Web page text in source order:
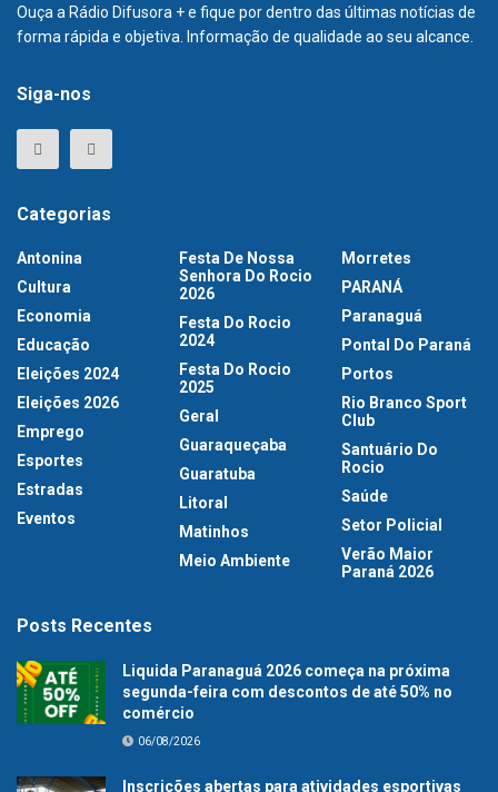
Ouça a Rádio Difusora + e fique por dentro das últimas notícias de
forma rápida e objetiva. Informação de qualidade ao seu alcance.
Siga-nos
Categorias
Antonina
Cultura
Economia
Educação
Eleições 2024
Eleições 2026
Emprego
Esportes
Estradas
Eventos
Festa De Nossa
Senhora Do Rocio
2026
Festa Do Rocio
2024
Festa Do Rocio
2025
Geral
Guaraqueçaba
Guaratuba
Litoral
Matinhos
Meio Ambiente
Morretes
PARANÁ
Paranaguá
Pontal Do Paraná
Portos
Rio Branco Sport
Club
Santuário Do
Rocio
Saúde
Setor Policial
Verão Maior
Paraná 2026
Posts Recentes
Liquida Paranaguá 2026 começa na próxima
segunda-feira com descontos de até 50% no
comércio
06/08/2026
Inscrições abertas para atividades esportivas